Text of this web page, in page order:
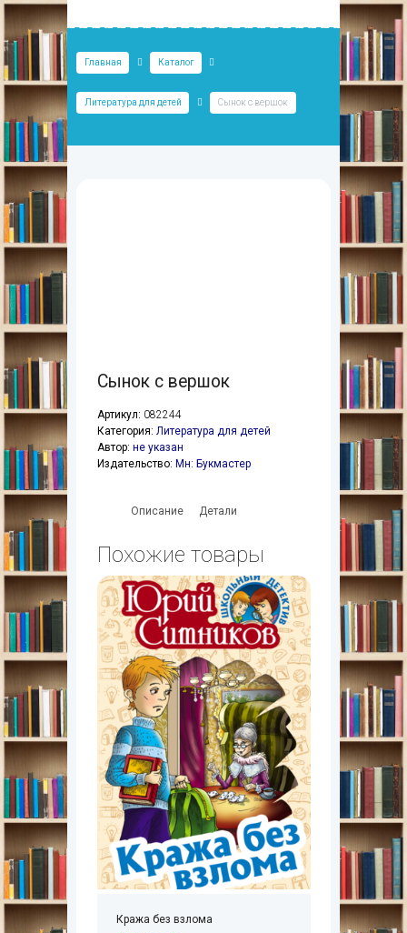
Главная Каталог
Литература для детей Сынок с вершок
Сынок с вершок
Артикул: 082244
Категория: Литература для детей
Автор: не указан
Издательство: Мн: Букмастер
Описание Детали
Похожие товары
Кража без взлома